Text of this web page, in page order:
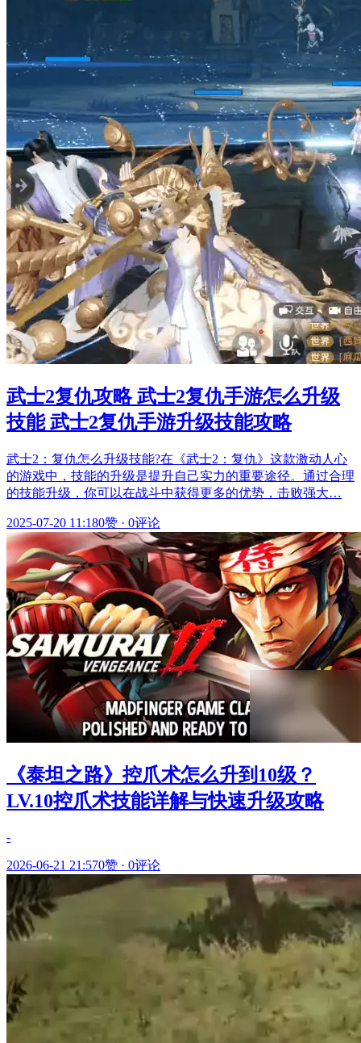
武士2复仇攻略 武士2复仇手游怎么升级
技能 武士2复仇手游升级技能攻略
武士2：复仇怎么升级技能?在《武士2：复仇》这款激动人心
的游戏中，技能的升级是提升自己实力的重要途径。通过合理
的技能升级，你可以在战斗中获得更多的优势，击败强大…
2025-07-20 11:180赞 · 0评论
《泰坦之路》控爪术怎么升到10级？
LV.10控爪术技能详解与快速升级攻略
-
2026-06-21 21:570赞 · 0评论